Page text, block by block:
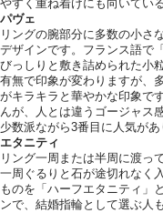
やすく重ね着けにも向いてい
パヴェ
リングの腕部分に多数の小さ
デザインです。フランス語で
びっしりと敷き詰められた小
有無で印象が変わりますが、
がキラキラと華やかな印象で
んが、人とは違うゴージャス
少数派ながら3番目に人気があ
エタニティ
リング一周または半周に渡っ
一周ぐるりと石が途切れなく
ものを「ハーフエタニティ」
ンで、結婚指輪として選ぶ人